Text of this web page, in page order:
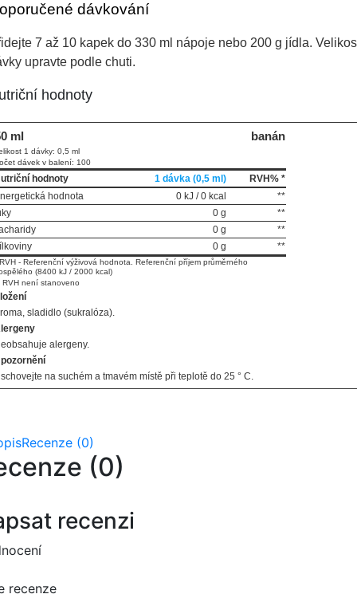
dávkování
7 až 10 kapek do 330 ml nápoje nebo 200 g jídla.
upravte podle chuti.
hodnoty
ml banán
1 dávky: 0,5 ml
dávek v balení: 100
hodnoty 1 dávka (0,5 ml)
RVH% *
hodnota
0 kJ / 0 kcal
**
0 g
**
0 g
**
0 g **
- Referenční výživová hodnota. Referenční příjem průměrného
(8400 kJ / 2000 kcal)
RVH není stanoveno
sladidlo (sukralóza).
alergeny.
na suchém a tmavém místě při teplotě do 25 ° C.
Recenze (0)
(0)
recenzi
recenze